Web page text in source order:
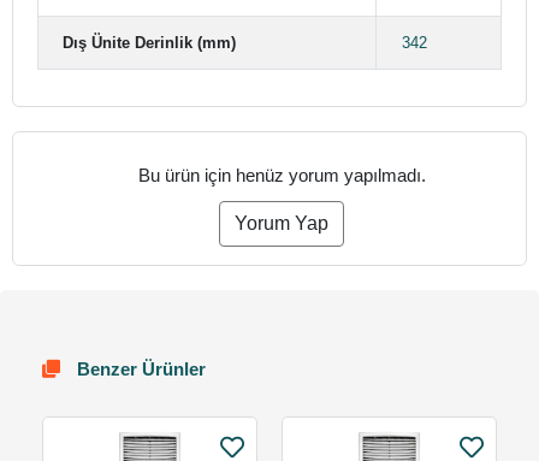
Dış Ünite Derinlik (mm) 342
Bu ürün için henüz yorum yapılmadı.
Yorum Yap
Benzer Ürünler